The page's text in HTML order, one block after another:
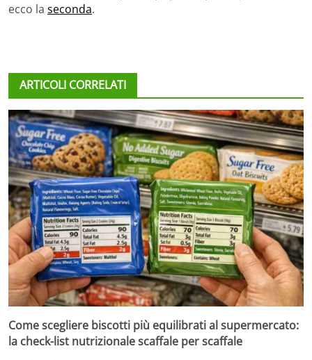
ecco la seconda.
ARTICOLI CORRELATI
Come scegliere biscotti più equilibrati al supermercato:
la check-list nutrizionale scaffale per scaffale